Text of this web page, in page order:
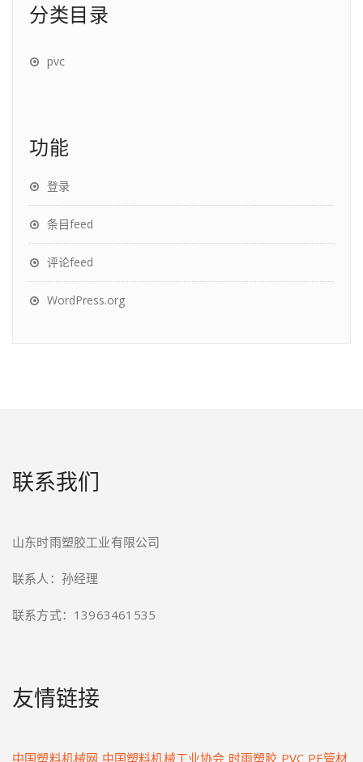
分类目录
pvc
功能
登录
条目feed
评论feed
WordPress.org
联系我们
山东时雨塑胶工业有限公司
联系人：孙经理
联系方式：13963461535
友情链接
中国塑料机械网 中国塑料机械工业协会 时雨塑胶 PVC PE管材